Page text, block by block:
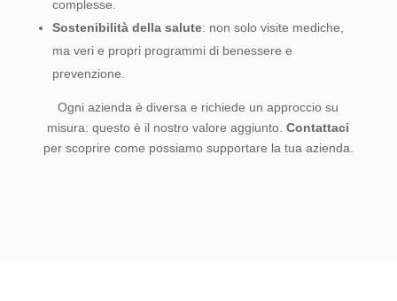
complesse.
Sostenibilità della salute: non solo visite mediche,
ma veri e propri programmi di benessere e
prevenzione.
Ogni azienda è diversa e richiede un approccio su
misura: questo è il nostro valore aggiunto.Contattaci
per scoprire come possiamo supportare la tua azienda.